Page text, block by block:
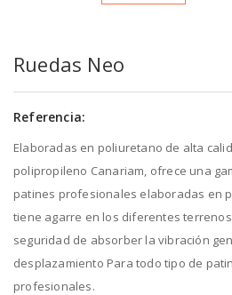
Ruedas Neo
Referencia:
Elaboradas en poliuretano de alta
polipropileno Canariam, ofrece una
patines profesionales elaboradas en
tiene agarre en los diferentes
seguridad de absorber la vibración
desplazamiento Para todo tipo de
profesionales.